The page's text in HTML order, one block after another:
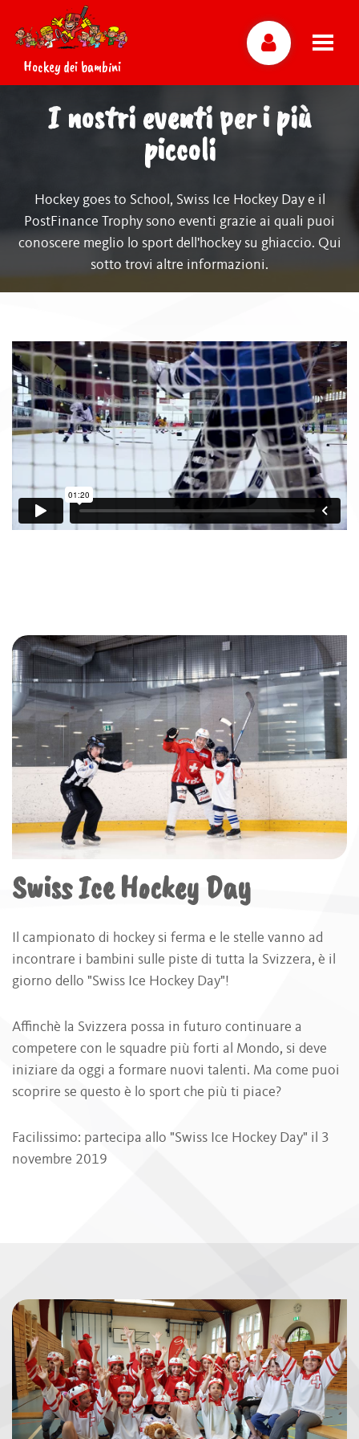
Hockey dei bambini
I nostri eventi per i più
piccoli
Hockey goes to School, Swiss Ice Hockey Day e il
PostFinance Trophy sono eventi grazie ai quali puoi
conoscere meglio lo sport dell'hockey su ghiaccio. Qui
sotto trovi altre informazioni.
Swiss Ice Hockey Day
Il campionato di hockey si ferma e le stelle vanno ad
incontrare i bambini sulle piste di tutta la Svizzera, è il
giorno dello "Swiss Ice Hockey Day"!
Affinchè la Svizzera possa in futuro continuare a
competere con le squadre più forti al Mondo, si deve
iniziare da oggi a formare nuovi talenti. Ma come puoi
scoprire se questo è lo sport che più ti piace?
Facilissimo: partecipa allo "Swiss Ice Hockey Day" il 3
novembre 2019